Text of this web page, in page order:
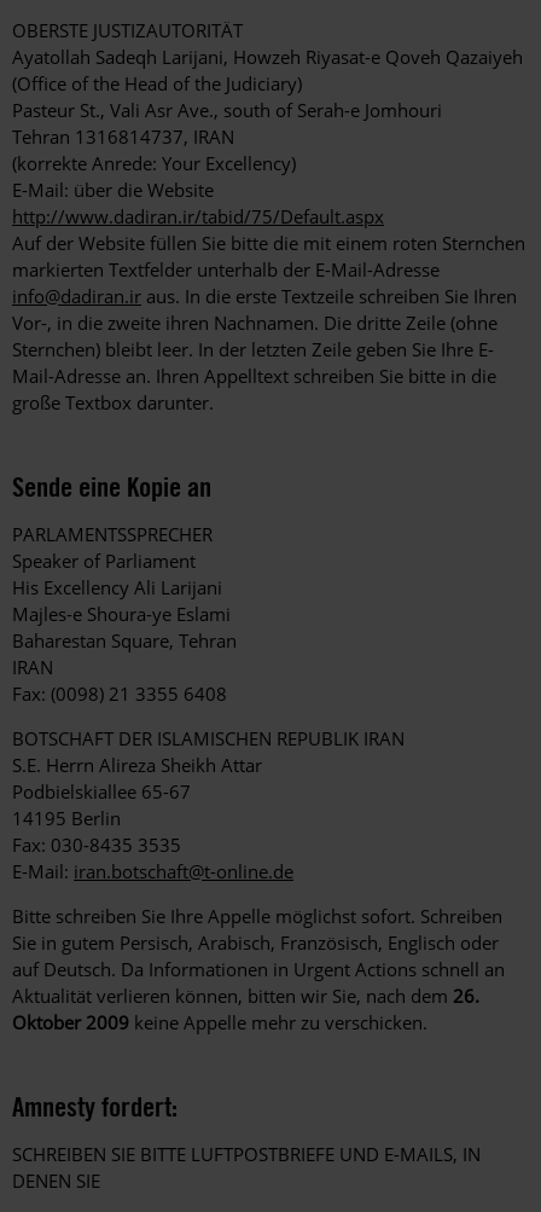
OBERSTE JUSTIZAUTORITÄT
Ayatollah Sadeqh Larijani, Howzeh Riyasat-e Qoveh Qazaiyeh
(Office of the Head of the Judiciary)
Pasteur St., Vali Asr Ave., south of Serah-e Jomhouri
Tehran 1316814737, IRAN
(korrekte Anrede: Your Excellency)
E-Mail: über die Website
http://www.dadiran.ir/tabid/75/Default.aspx
Auf der Website füllen Sie bitte die mit einem roten Sternchen
markierten Textfelder unterhalb der E-Mail-Adresse
info@dadiran.ir aus. In die erste Textzeile schreiben Sie Ihren
Vor-, in die zweite ihren Nachnamen. Die dritte Zeile (ohne
Sternchen) bleibt leer. In der letzten Zeile geben Sie Ihre E-
Mail-Adresse an. Ihren Appelltext schreiben Sie bitte in die
große Textbox darunter.
Sende eine Kopie an
PARLAMENTSSPRECHER
Speaker of Parliament
His Excellency Ali Larijani
Majles-e Shoura-ye Eslami
Baharestan Square, Tehran
IRAN
Fax: (0098) 21 3355 6408
BOTSCHAFT DER ISLAMISCHEN REPUBLIK IRAN
S.E. Herrn Alireza Sheikh Attar
Podbielskiallee 65-67
14195 Berlin
Fax: 030-8435 3535
E-Mail: iran.botschaft@t-online.de
Bitte schreiben Sie Ihre Appelle möglichst sofort. Schreiben
Sie in gutem Persisch, Arabisch, Französisch, Englisch oder
auf Deutsch. Da Informationen in Urgent Actions schnell an
Aktualität verlieren können, bitten wir Sie, nach dem 26.
Oktober 2009 keine Appelle mehr zu verschicken.
Amnesty fordert:
SCHREIBEN SIE BITTE LUFTPOSTBRIEFE UND E-MAILS, IN
DENEN SIE